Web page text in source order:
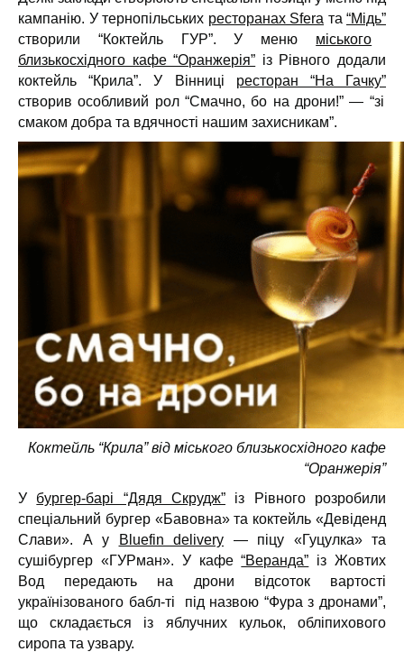
кампанію. У тернопільських ресторанах Sfera та “Мідь”
створили “Коктейль ГУР”. У меню міського
близькосхідного кафе “Оранжерія” із Рівного додали
коктейль “Крила”. У Вінниці ресторан “На Гачку”
створив особливий рол “Смачно, бо на дрони!” — “зі
смаком добра та вдячності нашим захисникам”.
Коктейль “Крила” від міського близькосхідного кафе
“Оранжерія”
У бургер-барі “Дядя Скрудж” із Рівного розробили
спеціальний бургер «Бавовна» та коктейль «Девіденд
Слави». А у
Bluefin delivery — піцу «Гуцулка» та
сушібургер «ГУРман». У кафе“Веранда” із Жовтих
Вод передають на дрони відсоток вартості
українізованого бабл-ті під назвою “Фура з дронами”,
що складається із яблучних кульок, обліпихового
сиропа та узвару.